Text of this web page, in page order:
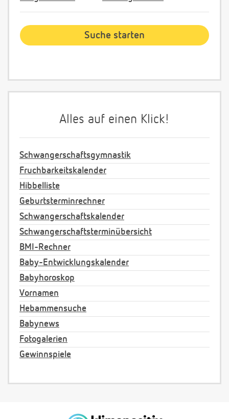
Alles auf einen Klick!
Schwangerschaftsgymnastik
Fruchbarkeitskalender
Hibbelliste
Geburtsterminrechner
Schwangerschaftskalender
Schwangerschaftsterminübersicht
BMI-Rechner
Baby-Entwicklungskalender
Babyhoroskop
Vornamen
Hebammensuche
Babynews
Fotogalerien
Gewinnspiele